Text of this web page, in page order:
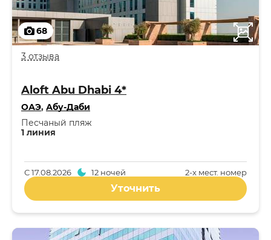
68
3 отзыва
Aloft Abu Dhabi 4*
ОАЭ, Абу-Даби
1 линия
Песчаный пляж
2-x мест. номер
С17.08.2026 12 ночей
Уточнить